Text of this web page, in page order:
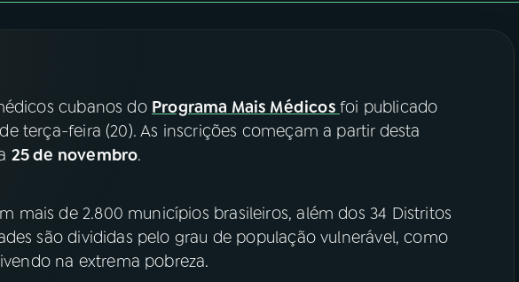
cubanos do Programa Mais Médicos foi publicado
de terça-feira (20). As inscrições começam a partir desta
25 de novembro.
mais de 2.800 municípios brasileiros, além dos 34 Distritos
são divididas pelo grau de população vulnerável, como
na extrema pobreza.